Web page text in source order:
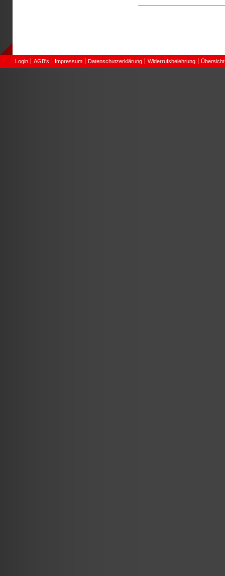
Login AGB's Impressum Datenschutzerklärung Widerrufsbelehrung